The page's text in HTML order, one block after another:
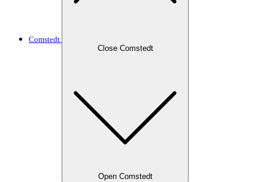
Comstedt
Close Comstedt
Open Comstedt